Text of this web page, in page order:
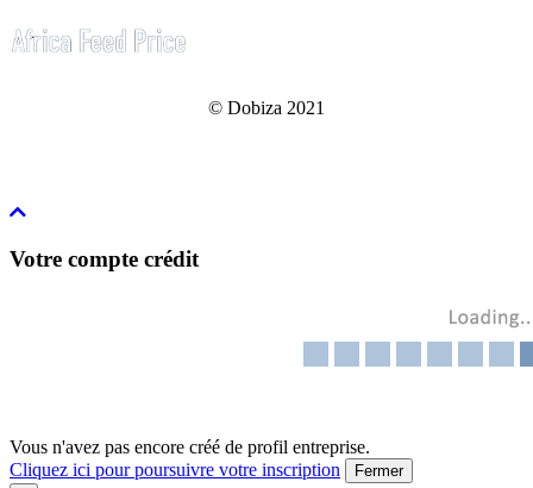
© Dobiza 2021
Votre compte crédit
Vous n'avez pas encore créé de profil entreprise.
Cliquez ici pour poursuivre votre inscription
Fermer